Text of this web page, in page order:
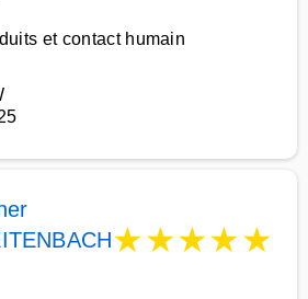
et contact humain
★★★★★